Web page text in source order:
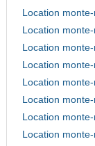
Location
Location
Location
Location
Location
Location
Location
Location